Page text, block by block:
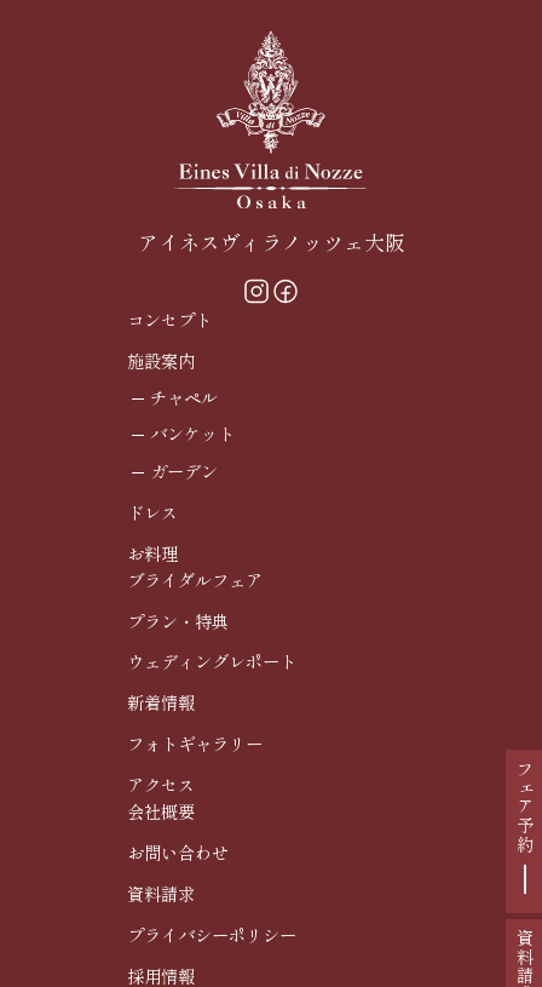
フェア予約
資料請求
アイネスヴィラノッツェ大阪
コンセプト
施設案内
チャペル
バンケット
ガーデン
ドレス
お料理
ブライダルフェア
プラン・特典
ウェディングレポート
新着情報
フォトギャラリー
アクセス
会社概要
お問い合わせ
資料請求
プライバシーポリシー
採用情報